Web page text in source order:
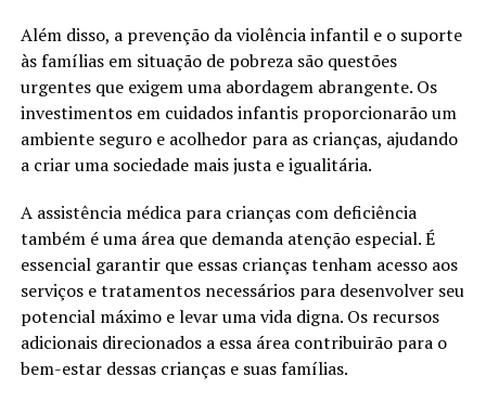
Além disso, a prevenção da violência infantil e o suporte
às famílias em situação de pobreza são questões
urgentes que exigem uma abordagem abrangente. Os
investimentos em cuidados infantis proporcionarão um
ambiente seguro e acolhedor para as crianças, ajudando
a criar uma sociedade mais justa e igualitária.
A assistência médica para crianças com deficiência
também é uma área que demanda atenção especial. É
essencial garantir que essas crianças tenham acesso aos
serviços e tratamentos necessários para desenvolver seu
potencial máximo e levar uma vida digna. Os recursos
adicionais direcionados a essa área contribuirão para o
bem-estar dessas crianças e suas famílias.